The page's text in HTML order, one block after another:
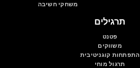
משחקי חשיבה
תרגילים
פטנט
משווקים
התפתחות קוגניטיבית
תרגול מוחי